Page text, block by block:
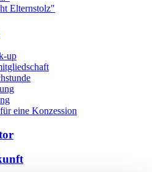
Elternstolz"
up
eine Konzession